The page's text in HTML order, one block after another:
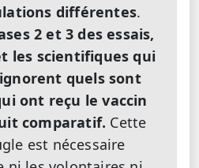
différentes.
2 et 3 des essais,
les scientifiques qui
quels sont
ont reçu le vaccin
comparatif. Cette
est nécessaire